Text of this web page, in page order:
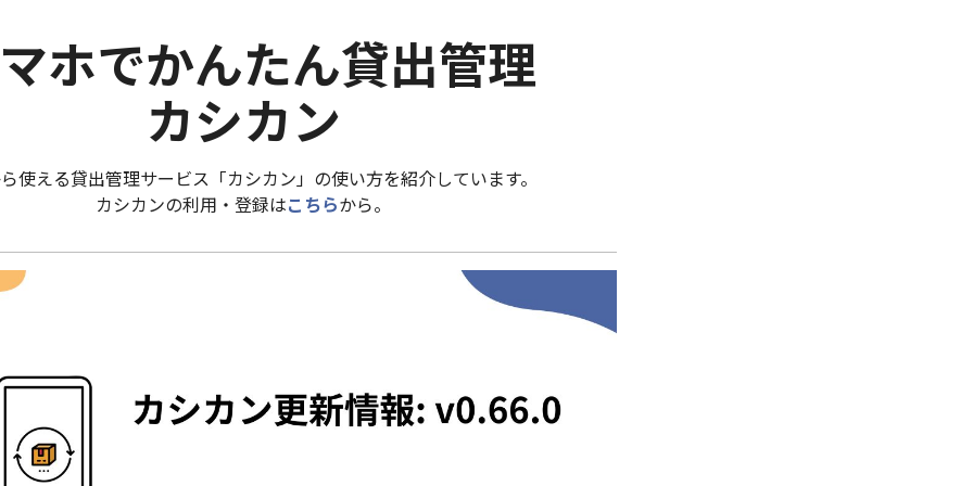
ホでかんたん貸出管理
カシカン
使える貸出管理サービス「カシカン」の使い方を紹介しています。
カシカンの利用・登録はこちらから。